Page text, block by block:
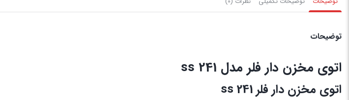
توضیحات
اتوی مخزن دار فلر مدل ss 241
اتوی مخزن دار فلر ss 241